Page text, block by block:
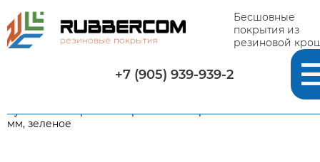
Бесшовные
покрытия из
резиновой
+7 (905) 939-939-2
-
Рулонное покрытие из резиновой крошки 1500*6000*10
мм, зеленое